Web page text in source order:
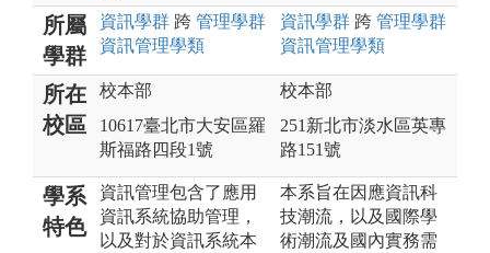
所屬
學群
資訊學群 跨 管理學群
資訊管理學類
資訊學群 跨 管理學群
資訊管理學類
所在
校區
校本部
10617臺北市大安區羅
斯福路四段1號
校本部
251新北市淡水區英專
路151號
學系
特色
資訊管理包含了應用
資訊系統協助管理，
以及對於資訊系統本
本系旨在因應資訊科
技潮流，以及國際學
術潮流及國內實務需